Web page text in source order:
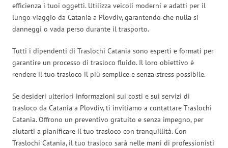
efficienza i tuoi oggetti. Utilizza veicoli moderni e adatti per il
lungo viaggio da Catania a Plovdiv, garantendo che nulla si
danneggi o vada perso durante il trasporto.
Tutti i dipendenti di Traslochi Catania sono esperti e formati per
garantire un processo di trasloco fluido. Il loro obiettivo è
rendere il tuo trasloco il più semplice e senza stress possibile.
Se desideri ulteriori informazioni sui costi e sui servizi di
trasloco da Catania a Plovdiv, ti invitiamo a contattare Traslochi
Catania. Offrono un preventivo gratuito e senza impegno, per
aiutarti a pianificare il tuo trasloco con tranquillità. Con
Traslochi Catania, il tuo trasloco sarà nelle mani di professionisti